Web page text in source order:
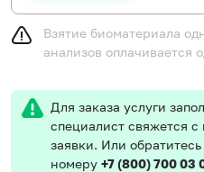
Взятие биоматериала
анализов оплачивается
Для заказа услуги
специалист свяжется
заявки. Или
номеру +7 (800) 700 03